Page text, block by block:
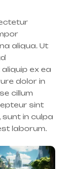
aliqua. Ut
ex ea
dolor in
cillum
sint
in culpa
laborum.